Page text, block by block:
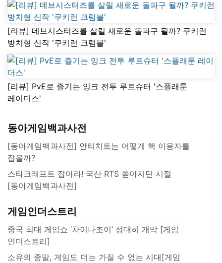
[리뷰] 데브시스터즈를 살릴 새로운 돌파구 될까? 쿠키런
방치형 신작 '쿠키런 크럼블'
[리뷰] PvE로 즐기는 잉크 전투 루트슈터 '스플래툰
레이더스'
동아게임백과사전
[동아게임백과사전] 안티치트는 어떻게 핵 이용자를
잡을까?
스타크래프트 잡아라! 국산 RTS 쏟아지던 시절
[동아게임백과사전]
게임인더스트리
중국 최대 게임쇼 ‘차이나조이’ 성대히 개막 [게임
인더스트리]
소유의 종말, 게임도 더는 가질 수 없는 시대[게임